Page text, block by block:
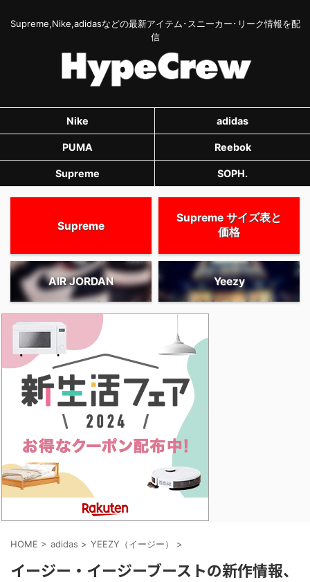
Supreme,Nike,adidasなどの最新アイテム･スニーカー･リーク情報を配
信
Nike adidas
PUMA Reebok
Supreme SOPH.
Supreme
Supreme サイズ表と
価格
AIR JORDAN Yeezy
HOME > adidas > YEEZY（イージー） >
イージー・イージーブーストの新作情報、